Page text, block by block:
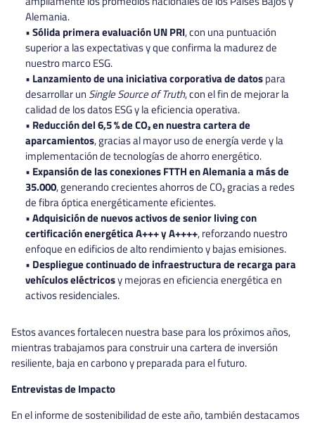
Alemania.
•Sólida primera evaluación UN PRI, con una puntuación
superior a las expectativas y que confirma la madurez de
nuestro marco ESG.
• Lanzamiento de una iniciativa corporativa de datospara
desarrollar un Single Source of Truth, con el fin de mejorar la
calidad de los datos ESG y la eficiencia operativa.
• Reducción del 6,5 % de CO₂ en nuestra cartera de
aparcamientos, gracias al mayor uso de energía verde y la
implementación de tecnologías de ahorro energético.
• Expansión de las conexiones FTTH en Alemania a más de
35.000, generando crecientes ahorros de CO₂ gracias a redes
de fibra óptica energéticamente eficientes.
•Adquisición de nuevos activos de senior living con
certificación energética A+++ y A++++, reforzando nuestro
enfoque en edificios de alto rendimiento y bajas emisiones.
• Despliegue continuado de infraestructura de recarga para
vehículos eléctricosy mejoras en eficiencia energética en
activos residenciales.
Estos avances fortalecen nuestra base para los próximos años,
mientras trabajamos para construir una cartera de inversión
resiliente, baja en carbono y preparada para el futuro.
Entrevistas de Impacto
En el informe de sostenibilidad de este año, también destacamos